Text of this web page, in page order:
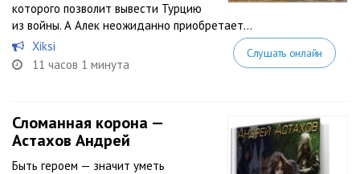
которого позволит вывести Турцию
из войны. А Алек неожиданно приобретает...
Xiksi
11 часов 1 минута
Слушать онлайн
Сломанная корона —
Астахов Андрей
Быть героем — значит уметь